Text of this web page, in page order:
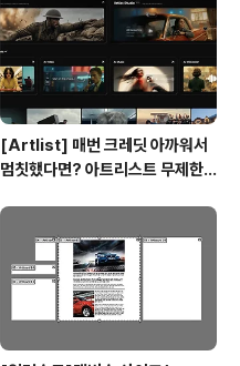
[Artlist] 매번 크레딧 아까워서
멈칫했다면? 아트리스트 무제한